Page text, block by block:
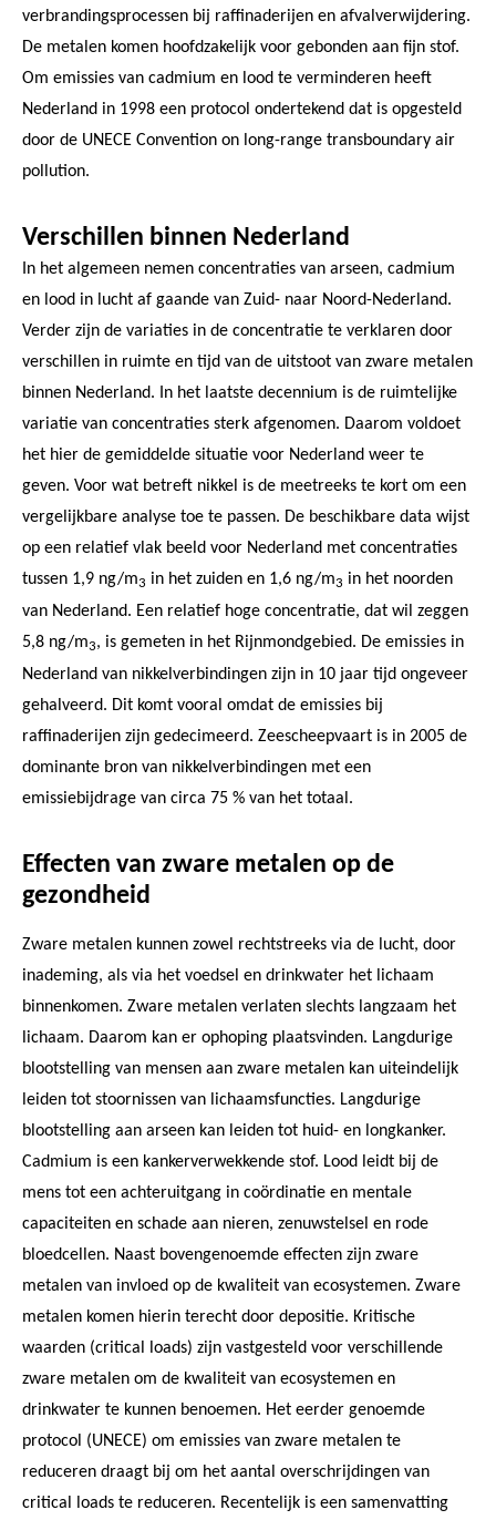
verbrandingsprocessen bij raffinaderijen en afvalverwijdering.
De metalen komen hoofdzakelijk voor gebonden aan fijn stof.
Om emissies van cadmium en lood te verminderen heeft
Nederland in 1998 een protocol ondertekend dat is opgesteld
door de UNECE Convention on long-range transboundary air
pollution.
Verschillen binnen Nederland
In het algemeen nemen concentraties van arseen, cadmium
en lood in lucht af gaande van Zuid- naar Noord-Nederland.
Verder zijn de variaties in de concentratie te verklaren door
verschillen in ruimte en tijd van de uitstoot van zware metalen
binnen Nederland. In het laatste decennium is de ruimtelijke
variatie van concentraties sterk afgenomen. Daarom voldoet
het hier de gemiddelde situatie voor Nederland weer te
geven. Voor wat betreft nikkel is de meetreeks te kort om een
vergelijkbare analyse toe te passen. De beschikbare data wijst
op een relatief vlak beeld voor Nederland met concentraties
tussen 1,9 ng/m3 in het zuiden en 1,6 ng/m3 in het noorden
van Nederland. Een relatief hoge concentratie, dat wil zeggen
5,8 ng/m3, is gemeten in het Rijnmondgebied. De emissies in
Nederland van nikkelverbindingen zijn in 10 jaar tijd ongeveer
gehalveerd. Dit komt vooral omdat de emissies bij
raffinaderijen zijn gedecimeerd. Zeescheepvaart is in 2005 de
dominante bron van nikkelverbindingen met een
emissiebijdrage van circa 75 % van het totaal.
Effecten van zware metalen op de
gezondheid
Zware metalen kunnen zowel rechtstreeks via de lucht, door
inademing, als via het voedsel en drinkwater het lichaam
binnenkomen. Zware metalen verlaten slechts langzaam het
lichaam. Daarom kan er ophoping plaatsvinden. Langdurige
blootstelling van mensen aan zware metalen kan uiteindelijk
leiden tot stoornissen van lichaamsfuncties. Langdurige
blootstelling aan arseen kan leiden tot huid- en longkanker.
Cadmium is een kankerverwekkende stof. Lood leidt bij de
mens tot een achteruitgang in coördinatie en mentale
capaciteiten en schade aan nieren, zenuwstelsel en rode
bloedcellen. Naast bovengenoemde effecten zijn zware
metalen van invloed op de kwaliteit van ecosystemen. Zware
metalen komen hierin terecht door depositie. Kritische
waarden (critical loads) zijn vastgesteld voor verschillende
zware metalen om de kwaliteit van ecosystemen en
drinkwater te kunnen benoemen. Het eerder genoemde
protocol (UNECE) om emissies van zware metalen te
reduceren draagt bij om het aantal overschrijdingen van
critical loads te reduceren. Recentelijk is een samenvatting